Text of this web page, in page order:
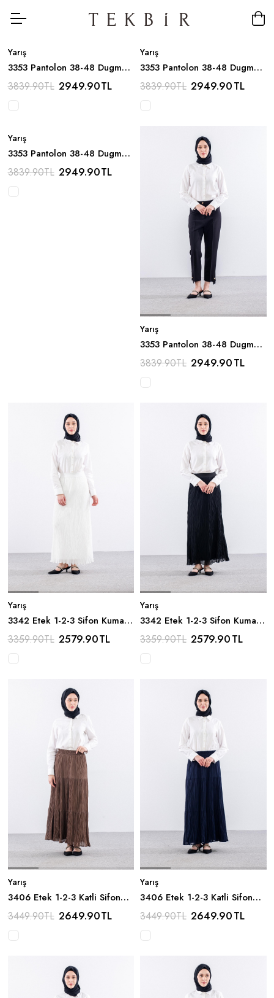
Yarış
3353 Pantolon 38-48 Dugme
Detay - Kahve
3839.90TL 2949.90TL
Yarış
3353 Pantolon 38-48 Dugme
Detay - Lacivert
3839.90TL 2949.90TL
Yarış
3353 Pantolon 38-48 Dugme
Detay - Bej
3839.90TL 2949.90TL
Yarış
3353 Pantolon 38-48 Dugme
Detay - Siyah
3839.90TL 2949.90TL
Yarış
3342 Etek 1-2-3 Sifon Kumas -
Beyaz
3359.90TL 2579.90TL
Yarış
3342 Etek 1-2-3 Sifon Kumas -
Siyah
3359.90TL 2579.90TL
Yarış
3406 Etek 1-2-3 Katli Sifon
Kumas - Acik_kahve
3449.90TL 2649.90TL
Yarış
3406 Etek 1-2-3 Katli Sifon
Kumas - Lacivert
3449.90TL 2649.90TL